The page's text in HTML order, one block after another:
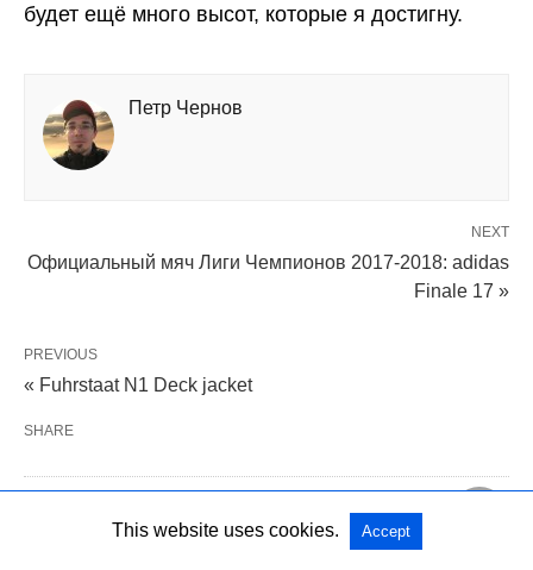
будет ещё много высот, которые я достигну.
Петр Чернов
NEXT
Официальный мяч Лиги Чемпионов 2017-2018: adidas
Finale 17 »
PREVIOUS
« Fuhrstaat N1 Deck jacket
SHARE
Петр Чернов
This website uses cookies. Accept